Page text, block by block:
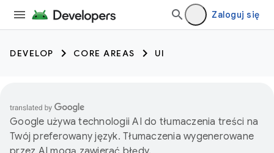
Zaloguj się
DEVELOP CORE AREAS UI
Google używa technologii AI do tłumaczenia treści na
Twój preferowany język. Tłumaczenia wygenerowane